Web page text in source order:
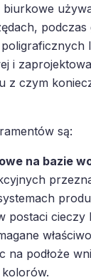
biurkowe
i
z czym
są:
na bazie
postaci cieczy
na podłoże